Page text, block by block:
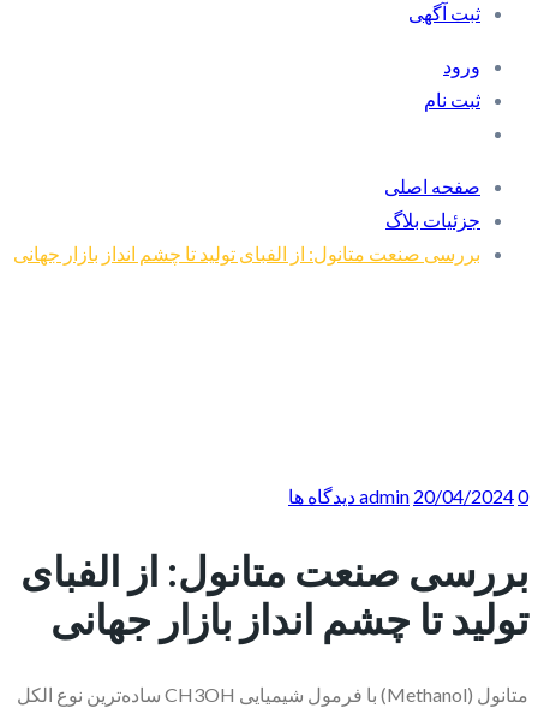
ثبت آگهی
ورود
ثبت نام
صفحه اصلی
جزئیات بلاگ
بررسی صنعت متانول: از الفبای تولید تا چشم انداز بازار جهانی
admin 20/04/20240 دیدگاه ها
بررسی صنعت متانول: از الفبای
تولید تا چشم انداز بازار جهانی
متانول (Methanol) با فرمول شیمیایی CH3OH ساده‌ترین نوع الکل